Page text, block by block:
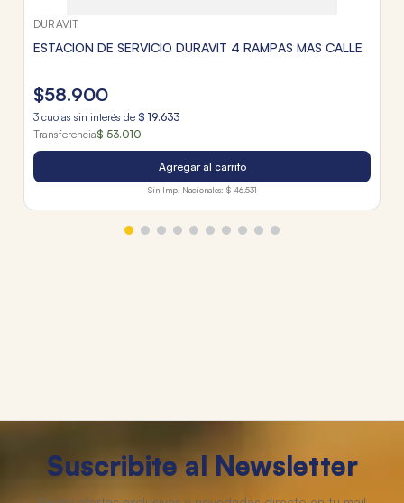
DURAVIT
ESTACION DE SERVICIO DURAVIT 4 RAMPAS MAS CALLE
$58.900
3 cuotas sin interés de $ 19.633
Transferencia$ 53.010
Agregar al carrito
Sin Imp. Nacionales: $ 46.531
Suscribite al Newsletter